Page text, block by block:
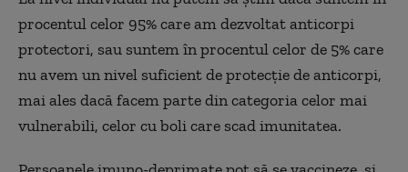
procentul celor 95% care am dezvoltat anticorpi
protectori, sau suntem în procentul celor de 5% care
nu avem un nivel suficient de protecție de anticorpi,
mai ales dacă facem parte din categoria celor mai
vulnerabili, celor cu boli care scad imunitatea.